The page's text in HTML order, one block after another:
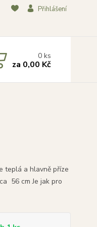
Přihlášení
0ks
za 0,00 Kč
teplá a hlavně příze
56 cm Je jak pro